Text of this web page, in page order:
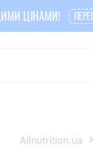
ЦІНАМИ!
Allnutrition.ua